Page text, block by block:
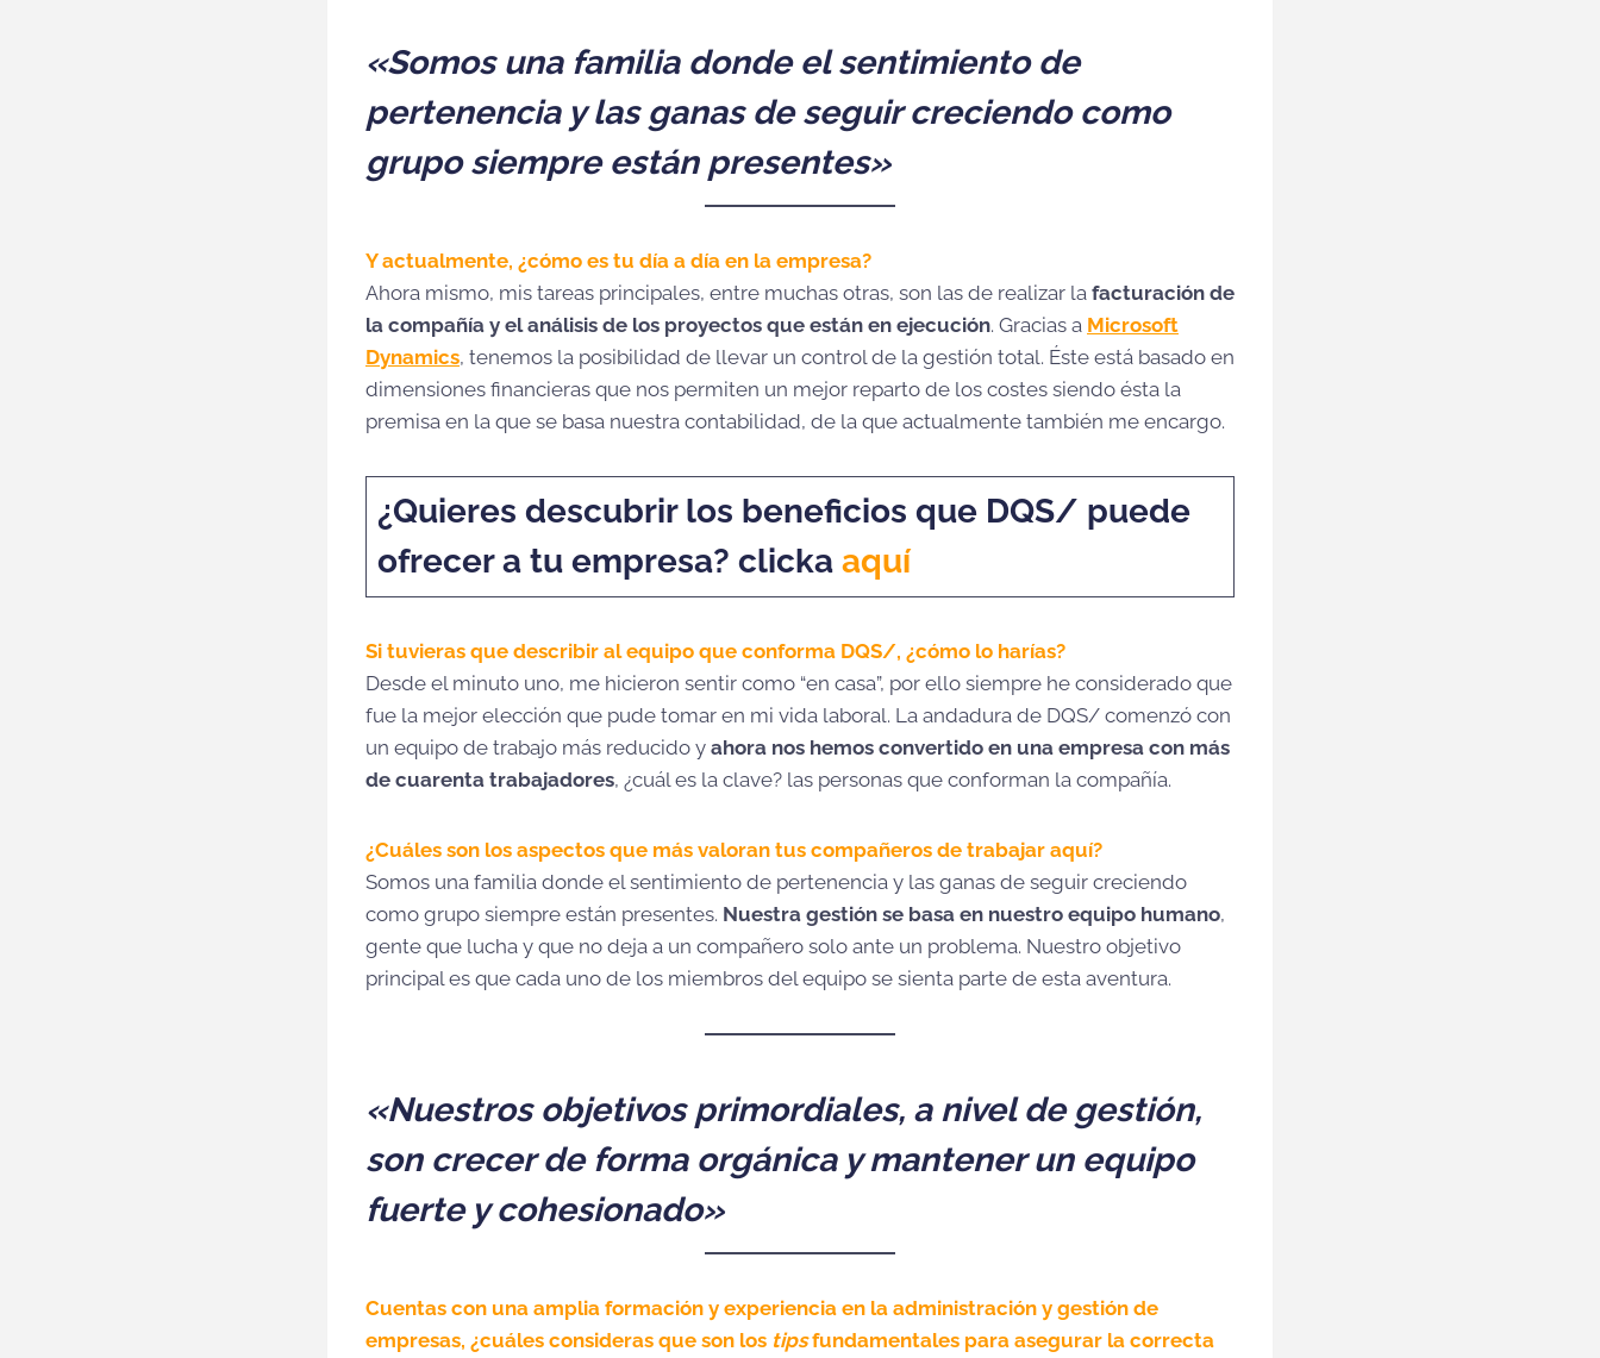
«Somos una familia donde el sentimiento de
pertenencia y las ganas de seguir creciendo como
grupo siempre están presentes»
Y actualmente, ¿cómo es tu día a día en la empresa?
Ahora mismo, mis tareas principales, entre muchas otras, son las de realizar la facturación de
la compañía y el análisis de los proyectos que están en ejecución. Gracias a Microsoft
Dynamics, tenemos la posibilidad de llevar un control de la gestión total. Éste está basado en
dimensiones financieras que nos permiten un mejor reparto de los costes siendo ésta la
premisa en la que se basa nuestra contabilidad, de la que actualmente también me encargo.
¿Quieres descubrir los beneficios que DQS/ puede
ofrecer a tu empresa? clickaaquí
Si tuvieras que describir al equipo que conforma DQS/, ¿cómo lo harías?
Desde el minuto uno, me hicieron sentir como “en casa”, por ello siempre he considerado que
fue la mejor elección que pude tomar en mi vida laboral. La andadura de DQS/ comenzó con
un equipo de trabajo más reducido y ahora nos hemos convertido en una empresa con más
de cuarenta trabajadores, ¿cuál es la clave? las personas que conforman la compañía.
¿Cuáles son los aspectos que más valoran tus compañeros de trabajar aquí?
Somos una familia donde el sentimiento de pertenencia y las ganas de seguir creciendo
como grupo siempre están presentes. Nuestra gestión se basa en nuestro equipo humano,
gente que lucha y que no deja a un compañero solo ante un problema. Nuestro objetivo
principal es que cada uno de los miembros del equipo se sienta parte de esta aventura.
«Nuestros objetivos primordiales, a nivel de gestión,
son crecer de forma orgánica y mantener un equipo
fuerte y cohesionado»
Cuentas con una amplia formación y experiencia en la administración y gestión de
empresas, ¿cuáles consideras que son los tipsfundamentales para asegurar la correcta